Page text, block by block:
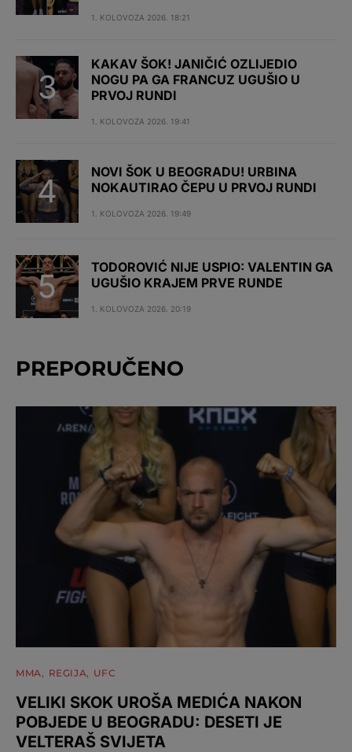
1. KOLOVOZA 2026. 18:21
KAKAV ŠOK! JANIČIĆ OZLIJEDIO
NOGU PA GA FRANCUZ UGUŠIO U
PRVOJ RUNDI
1. KOLOVOZA 2026. 19:41
NOVI ŠOK U BEOGRADU! URBINA
NOKAUTIRAO ČEPU U PRVOJ RUNDI
1. KOLOVOZA 2026. 19:49
TODOROVIĆ NIJE USPIO: VALENTIN GA
UGUŠIO KRAJEM PRVE RUNDE
1. KOLOVOZA 2026. 20:19
PREPORUČENO
MMA REGIJA UFC
VELIKI SKOK UROŠA MEDIĆA NAKON
POBJEDE U BEOGRADU: DESETI JE
VELTERAŠ SVIJETA